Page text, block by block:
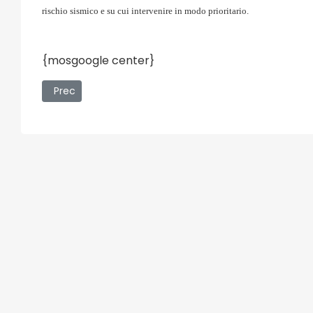
rischio sismico e su cui intervenire in modo prioritario.
{mosgoogle center}
Articolo precedente: Match Bomb con i fiammiferi
Prec